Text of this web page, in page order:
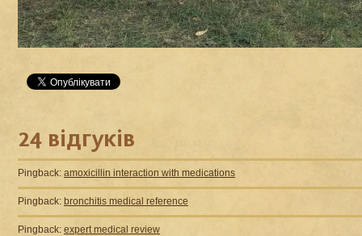
24 відгуків
Pingback: amoxicillin interaction with medications
Pingback: bronchitis medical reference
Pingback: expert medical review